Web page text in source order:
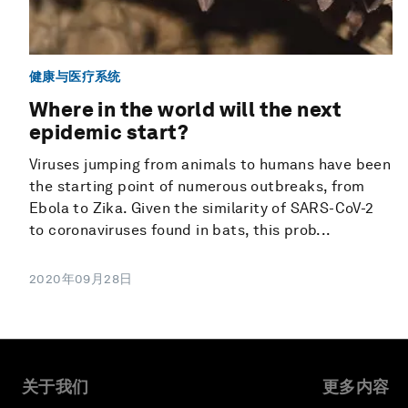
健康与医疗系统
Where in the world will the next
epidemic start?
Viruses jumping from animals to humans have been
the starting point of numerous outbreaks, from
Ebola to Zika. Given the similarity of SARS-CoV-2
to coronaviruses found in bats, this prob...
2020年09月28日
关于我们 更多内容